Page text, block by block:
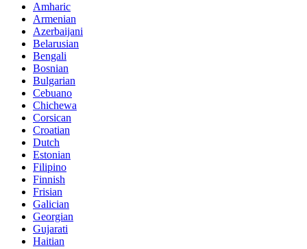
Amharic
Armenian
Azerbaijani
Belarusian
Bengali
Bosnian
Bulgarian
Cebuano
Chichewa
Corsican
Croatian
Dutch
Estonian
Filipino
Finnish
Frisian
Galician
Georgian
Gujarati
Haitian